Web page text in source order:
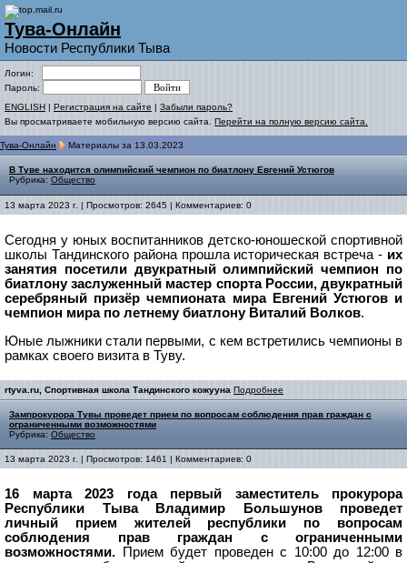
Тува-Онлайн
Новости Республики Тыва
Логин:
Пароль:
ENGLISH | Регистрация на сайте | Забыли пароль?
Вы просматриваете мобильную версию сайта. Перейти на полную версию сайта.
Тува-Онлайн Материалы за 13.03.2023
В Туве находится олимпийский чемпион по биатлону Евгений Устюгов
Рубрика: Общество
13 марта 2023 г. | Просмотров: 2645 | Комментариев: 0
Сегодня у юных воспитанников детско-юношеской спортивной
школы Тандинского района прошла историческая встреча - их
занятия посетили двукратный олимпийский чемпион по
биатлону заслуженный мастер спорта России, двукратный
серебряный призёр чемпионата мира Евгений Устюгов и
чемпион мира по летнему биатлону Виталий Волков.
Юные лыжники стали первыми, с кем встретились чемпионы в
рамках своего визита в Туву.
rtyva.ru, Спортивная школа Тандинского кожууна Подробнее
Зампрокурора Тувы проведет прием по вопросам соблюдения прав граждан с
ограниченными возможностями
Рубрика: Общество
13 марта 2023 г. | Просмотров: 1461 | Комментариев: 0
16 марта 2023 года первый заместитель прокурора
Республики Тыва Владимир Большунов проведет
личный прием жителей республики по вопросам
соблюдения прав граждан с ограниченными
возможностями.
Прием будет проведен с 10:00 до 12:00 в